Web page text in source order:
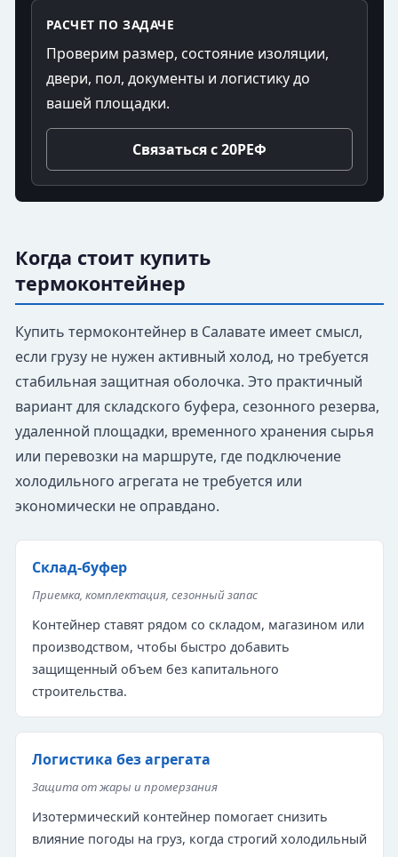
РАСЧЕТ ПО ЗАДАЧЕ
Проверим размер, состояние изоляции,
двери, пол, документы и логистику до
вашей площадки.
Связаться с 20РЕФ
Когда стоит купить
термоконтейнер
Купить термоконтейнер в Салавате имеет смысл,
если грузу не нужен активный холод, но требуется
стабильная защитная оболочка. Это практичный
вариант для складского буфера, сезонного резерва,
удаленной площадки, временного хранения сырья
или перевозки на маршруте, где подключение
холодильного агрегата не требуется или
экономически не оправдано.
Склад-буфер
Приемка, комплектация, сезонный запас
Контейнер ставят рядом со складом, магазином или
производством, чтобы быстро добавить
защищенный объем без капитального
строительства.
Логистика без агрегата
Защита от жары и промерзания
Изотермический контейнер помогает снизить
влияние погоды на груз, когда строгий холодильный